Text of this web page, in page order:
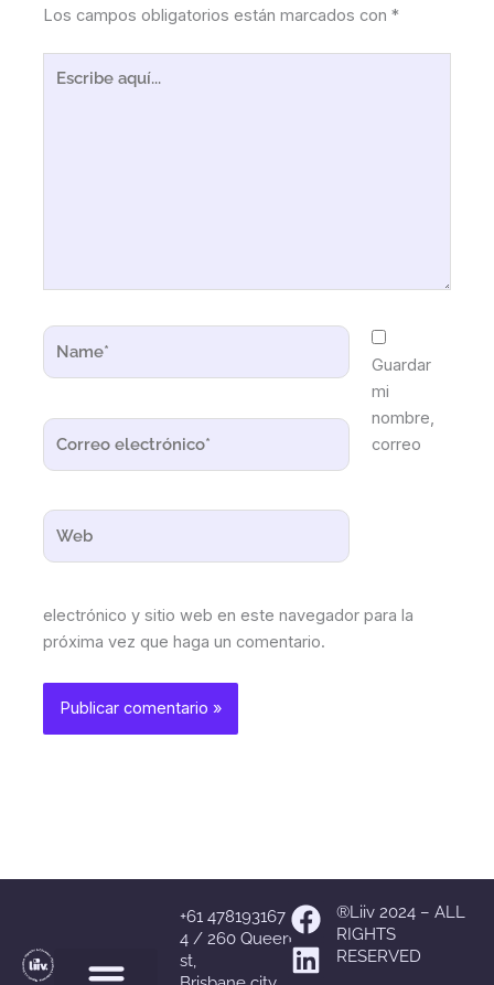
Los campos obligatorios están marcados con*
Name*
Correo
electrónico*
Web
Guardar
mi
nombre,
correo
electrónico y sitio web en este navegador para la
próxima vez que haga un comentario.
+61 478193167
4 / 260 Queen
st,
Facebook
Linkedin
Whatsapp
Instagram
®Liiv 2024 – ALL
RIGHTS
RESERVED